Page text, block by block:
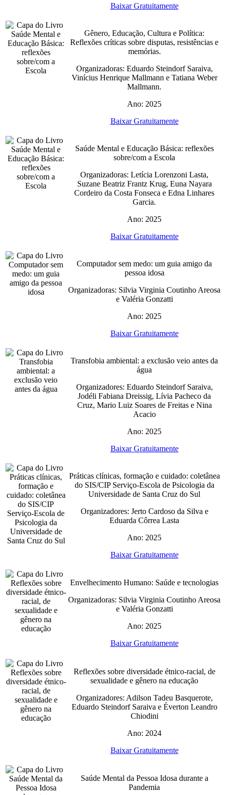
Baixar Gratuitamente
Gênero, Educação, Cultura e Política:
Reflexões críticas sobre disputas, resistências e
memórias.
Organizadoras: Eduardo Steindorf Saraiva,
Vinícius Henrique Mallmann e Tatiana Weber
Mallmann.
Ano: 2025
Baixar Gratuitamente
Saúde Mental e Educação Básica: reflexões
sobre/com a Escola
Organizadoras: Letícia Lorenzoni Lasta,
Suzane Beatriz Frantz Krug, Euna Nayara
Cordeiro da Costa Fonseca e Edna Linhares
Garcia.
Ano: 2025
Baixar Gratuitamente
Computador sem medo: um guia amigo da
pessoa idosa
Organizadoras: Silvia Virginia Coutinho Areosa
e Valéria Gonzatti
Ano: 2025
Baixar Gratuitamente
Transfobia ambiental: a exclusão veio antes da
água
Organizadores: Eduardo Steindorf Saraiva,
Jodéli Fabiana Dreissig, Lívia Pacheco da
Cruz, Mario Luiz Soares de Freitas e Nina
Acacio
Ano: 2025
Baixar Gratuitamente
Práticas clínicas, formação e cuidado: coletânea
do SIS/CIP Serviço-Escola de Psicologia da
Universidade de Santa Cruz do Sul
Organizadores: Jerto Cardoso da Silva e
Eduarda Côrrea Lasta
Ano: 2025
Baixar Gratuitamente
Envelhecimento Humano: Saúde e tecnologias
Organizadoras: Silvia Virginia Coutinho Areosa
e Valéria Gonzatti
Ano: 2025
Baixar Gratuitamente
Reflexões sobre diversidade étnico-racial, de
sexualidade e gênero na educação
Organizadores: Adilson Tadeu Basquerote,
Eduardo Steindorf Saraiva e Éverton Leandro
Chiodini
Ano: 2024
Baixar Gratuitamente
Saúde Mental da Pessoa Idosa durante a
Pandemia